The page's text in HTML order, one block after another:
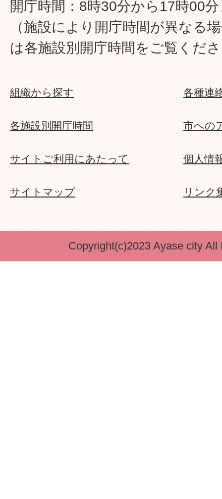
開庁時間：8時30分から17時00
（施設により開庁時間が異なる
は各施設別開庁時間をご覧くだ
組織から探す 各種連
各施設別開庁時間 市への
サイトご利用にあたって 個人情
サイトマップ リンク
Copyright(c)2023 Ayase city